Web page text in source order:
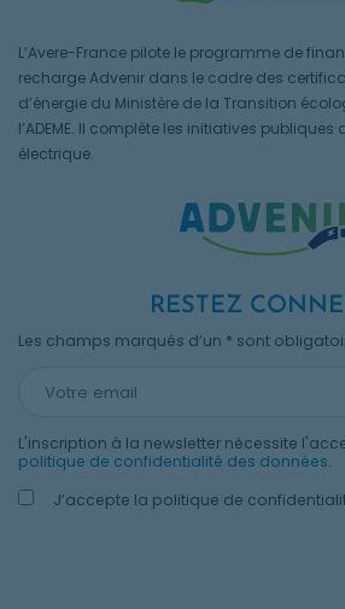
L’Avere-France pilote le programme de
recharge Advenir dans le cadre des
d’énergie du Ministère de la Transition
l’ADEME. Il complète les initiatives
électrique.
RESTEZ
Les champs marqués d’un * sont
L'inscription à la newsletter nécessite
politique de confidentialité des données.
J’accepte la politique de